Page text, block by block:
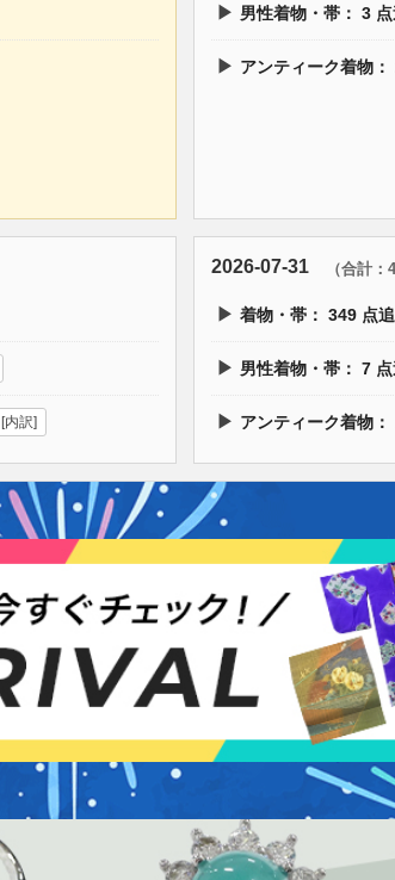
▶ 男性着物・帯：3
▶ アンティーク着物：
[内訳]
2026-07-31 （合計：
▶ 着物・帯：349 点
▶ 男性着物・帯：7
▶ アンティーク着物：